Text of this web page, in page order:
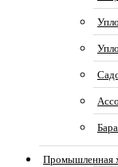
Промышленная